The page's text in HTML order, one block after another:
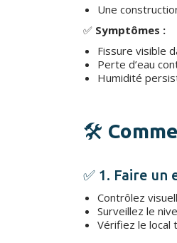
Une
✅ Symptômes :
Fissure visible
Perte d’eau
Humidité
🛠️
✅ 1. Faire
Contrôlez
Surveillez le
Vérifiez le local